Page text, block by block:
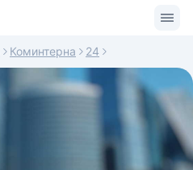
Коминтерна 24